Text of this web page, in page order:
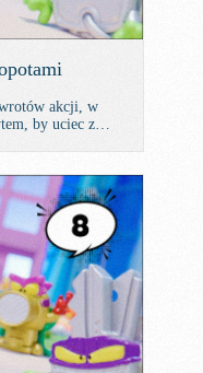
akcji, w
by uciec z